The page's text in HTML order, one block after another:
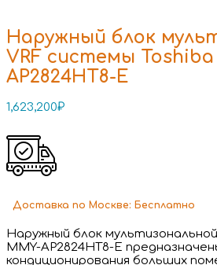
Наружный блок
VRF системы Toshiba
AP2824HT8-E
1,623,200₽
Доставка по Москве: Бесплатно
Наружный блок
MMY-AP2824HT8-E
кондиционирования больших